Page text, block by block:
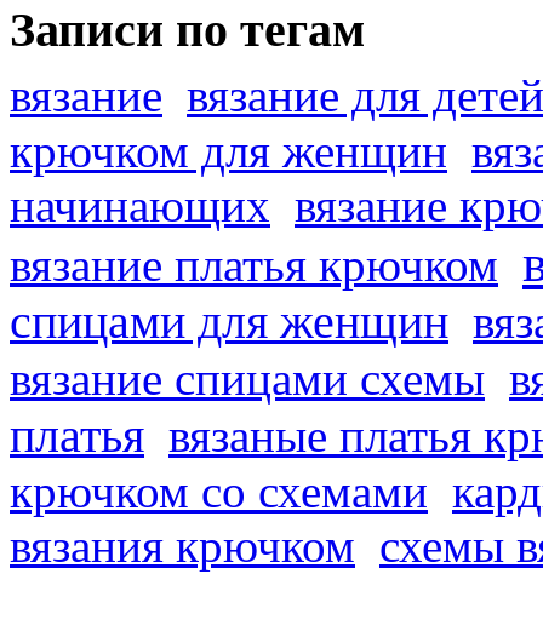
Записи по тегам
вязание вязание для детей
крючком для женщин
начинающих вязание
вязание платья крючком
спицами для женщин
вязание спицами схемы
платья вязаные платья
крючком со схемами
вязания крючком схемы